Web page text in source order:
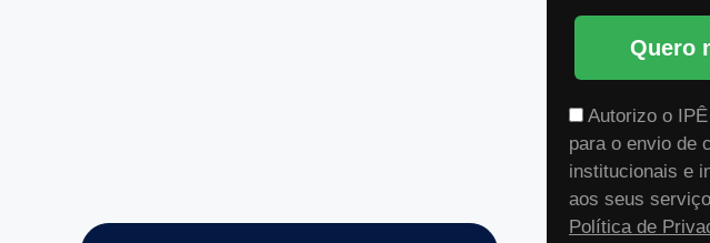
Quero
Autorizo o
para o envio de
institucionais e
aos seus
Política de